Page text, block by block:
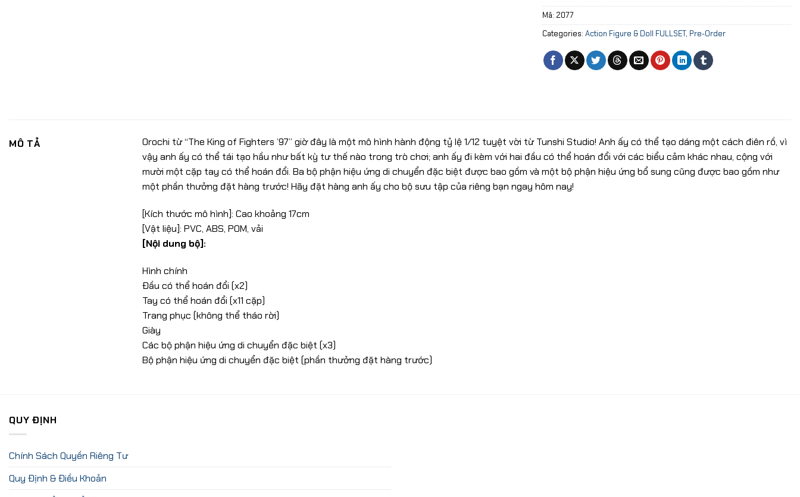
Mã: 2077
Categories: Action Figure & Doll FULLSET, Pre-Order
MÔ TẢ
Orochi từ “The King of Fighters ’97” giờ đây là một mô hình hành động tỷ lệ 1/12 tuyệt vời từ Tunshi Studio! Anh ấy có thể tạo dáng một cách điên rồ, vì
vậy anh ấy có thể tái tạo hầu như bất kỳ tư thế nào trong trò chơi; anh ấy đi kèm với hai đầu có thể hoán đổi với các biểu cảm khác nhau, cộng với
mười một cặp tay có thể hoán đổi. Ba bộ phận hiệu ứng di chuyển đặc biệt được bao gồm và một bộ phận hiệu ứng bổ sung cũng được bao gồm như
một phần thưởng đặt hàng trước! Hãy đặt hàng anh ấy cho bộ sưu tập của riêng bạn ngay hôm nay!
[Kích thước mô hình]: Cao khoảng 17cm
[Vật liệu]: PVC, ABS, POM, vải
[Nội dung bộ]:
Hình chính
Đầu có thể hoán đổi (x2)
Tay có thể hoán đổi (x11 cặp)
Trang phục (không thể tháo rời)
Giày
Các bộ phận hiệu ứng di chuyển đặc biệt (x3)
Bộ phận hiệu ứng di chuyển đặc biệt (phần thưởng đặt hàng trước)
QUY ĐỊNH
Chính Sách Quyền Riêng Tư
Quy Định & Điều Khoản